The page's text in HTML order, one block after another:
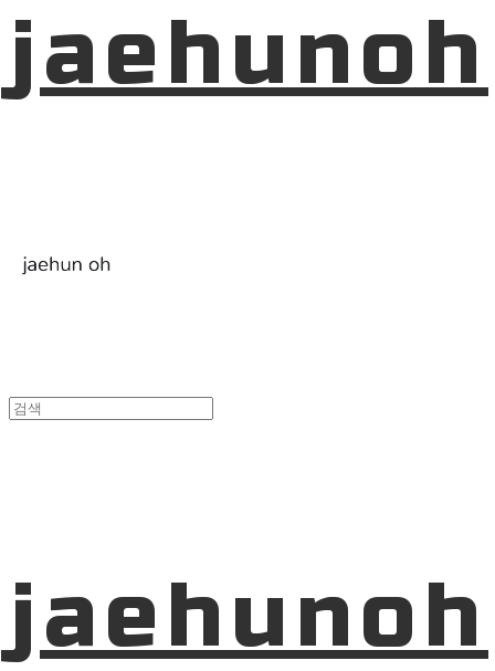
jaehunoh
jaehunoh